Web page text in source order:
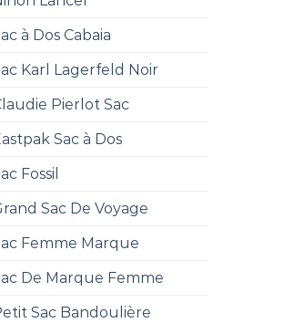
à Dos Cabaia
Karl Lagerfeld Noir
Pierlot Sac
Sac à Dos
Fossil
Sac De Voyage
Femme Marque
De Marque Femme
Sac Bandoulière